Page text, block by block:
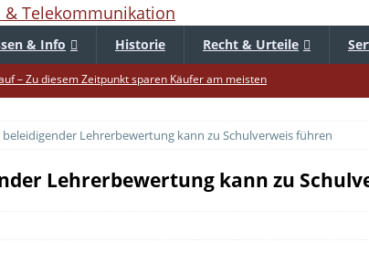
& Info Historie Recht & Urteile
– Zu diesem Zeitpunkt sparen Käufer am meisten
startet – Diese neuen Regeln gelten ab morgen
– Raffinierte, neue WhatsApp-Betrugsmasche
Fold 8 & Fold 8 Ultra – Das sind die neuen Modelle
Lehrerbewertung kann zu Schulverweis führen
Lehrerbewertung kann zu